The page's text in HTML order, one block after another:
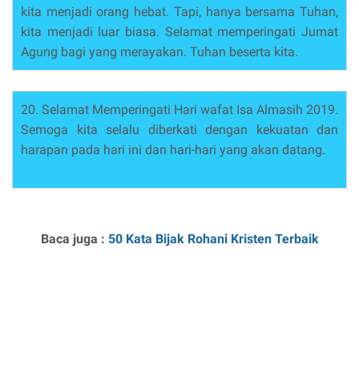
kita menjadi orang hebat. Tapi, hanya bersama Tuhan,
kita menjadi luar biasa. Selamat memperingati Jumat
Agung bagi yang merayakan. Tuhan beserta kita.
20. Selamat Memperingati Hari wafat Isa Almasih 2019.
Semoga kita selalu diberkati dengan kekuatan dan
harapan pada hari ini dan hari-hari yang akan datang.
Baca juga : 50 Kata Bijak Rohani Kristen Terbaik